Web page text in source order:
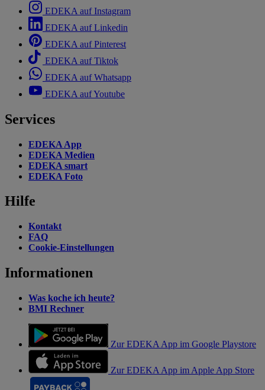
EDEKA auf Instagram
EDEKA auf Linkedin
EDEKA auf Pinterest
EDEKA auf Tiktok
EDEKA auf Whatsapp
EDEKA auf Youtube
Services
EDEKA App
EDEKA Medien
EDEKA smart
EDEKA Foto
Hilfe
Kontakt
FAQ
Cookie-Einstellungen
Informationen
Was koche ich heute?
BMI Rechner
Zur EDEKA App im Google Playstore
Zur EDEKA App im Apple App Store